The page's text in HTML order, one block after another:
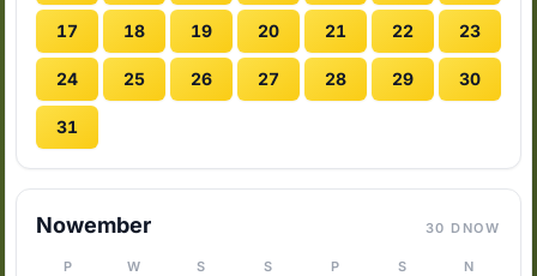
17 18 19 20 21 22 23
24 25 26 27 28 29 30
31
Nowember 30 DNOW
P W S S P S N